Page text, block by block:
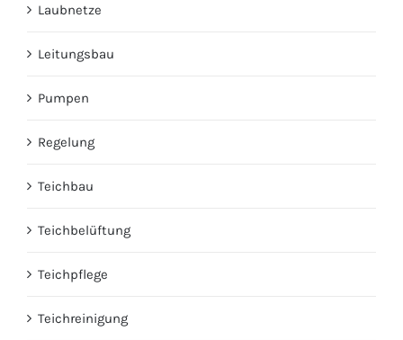
Laubnetze
Leitungsbau
Pumpen
Regelung
Teichbau
Teichbelüftung
Teichpflege
Teichreinigung